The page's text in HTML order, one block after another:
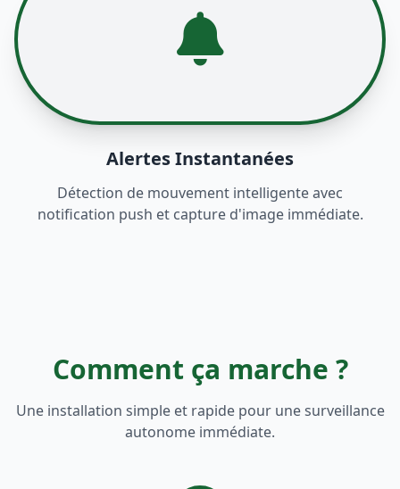
Alertes Instantanées
Détection de mouvement intelligente avec
notification push et capture d'image immédiate.
Comment ça marche ?
Une installation simple et rapide pour une surveillance
autonome immédiate.